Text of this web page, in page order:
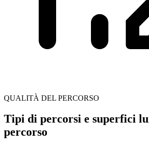
QUALITÀ DEL PERCORSO
Tipi di percorsi e superfici
percorso